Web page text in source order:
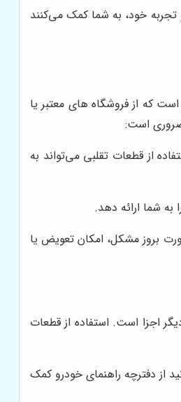
تجربه خود، به شما کمک می‌کنند
که از فروشگاه های معتبر یا
است:
از قطعات تقلبی می‌تواند به
شما ارائه دهد.
بروز مشکل، امکان تعویض یا
اجزا است. استفاده از قطعات
از دفترچه راهنمای خودرو کمک